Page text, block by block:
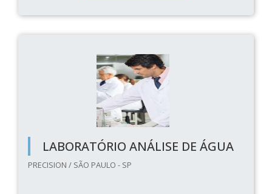
LABORATÓRIO ANÁLISE DE ÁGUA
PRECISION / SÃO PAULO - SP